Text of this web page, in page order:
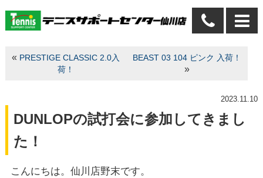
« PRESTIGE CLASSIC 2.0入
荷！
BEAST 03 104 ピンク 入荷！
»
2023.11.10
DUNLOPの試打会に参加してきまし
た！
こんにちは。仙川店野末です。